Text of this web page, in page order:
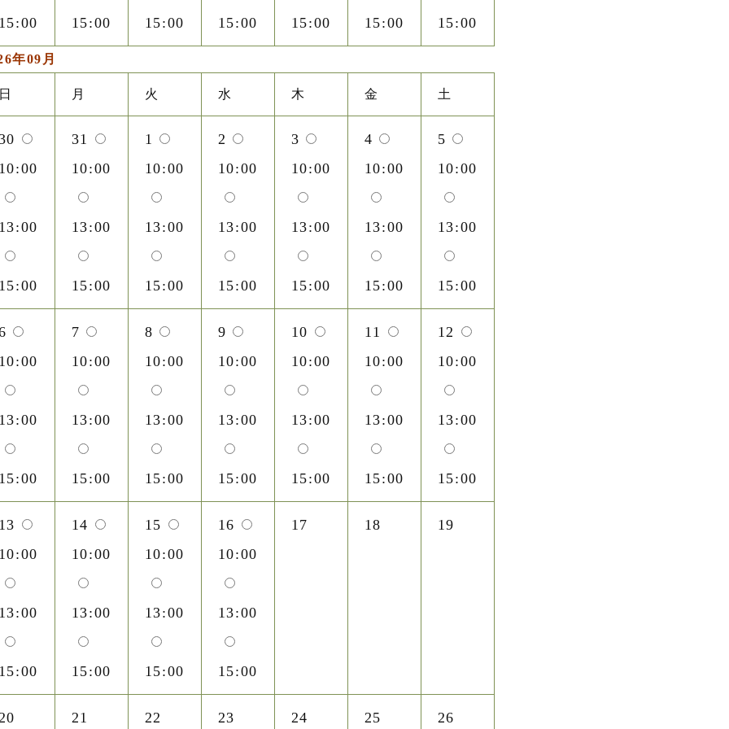
15:00 15:00 15:00 15:00 15:00 15:00
年09月
月 火 水 木 金 土
31
10:00
13:00
15:00
1
10:00
13:00
15:00
2
10:00
13:00
15:00
3
10:00
13:00
15:00
4
10:00
13:00
15:00
5
10:00
13:00
15:00
7
10:00
13:00
15:00
8
10:00
13:00
15:00
9
10:00
13:00
15:00
10
10:00
13:00
15:00
11
10:00
13:00
15:00
12
10:00
13:00
15:00
14
10:00
13:00
15:00
15
10:00
13:00
15:00
16
10:00
13:00
15:00
17 18 19
21 22 23 24 25 26